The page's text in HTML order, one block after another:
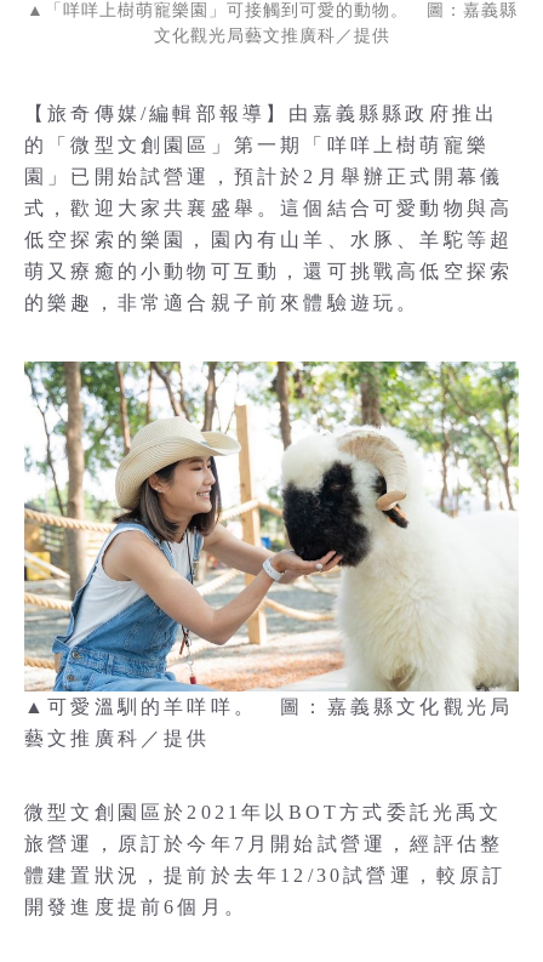
▲「咩咩上樹萌寵樂園」可接觸到可愛的動物。 圖：嘉義縣
文化觀光局藝文推廣科／提供
【旅奇傳媒/編輯部報導】由嘉義縣縣政府推出
的「微型文創園區」第一期「咩咩上樹萌寵樂
園」已開始試營運，預計於2月舉辦正式開幕儀
式，歡迎大家共襄盛舉。這個結合可愛動物與高
低空探索的樂園，園內有山羊、水豚、羊駝等超
萌又療癒的小動物可互動，還可挑戰高低空探索
的樂趣，非常適合親子前來體驗遊玩。
▲可愛溫馴的羊咩咩。 圖：嘉義縣文化觀光局
藝文推廣科／提供
微型文創園區於2021年以BOT方式委託光禹文
旅營運，原訂於今年7月開始試營運，經評估整
體建置狀況，提前於去年12/30試營運，較原訂
開發進度提前6個月。